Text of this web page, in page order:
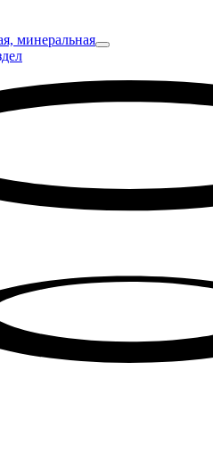
минеральная